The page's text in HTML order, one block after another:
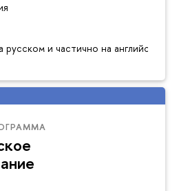
и частично на английском